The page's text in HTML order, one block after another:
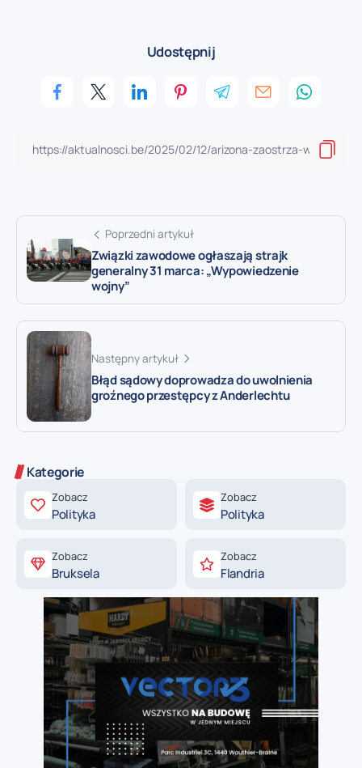
Udostępnij
Poprzedni artykuł
Związki zawodowe ogłaszają strajk
generalny 31 marca: „Wypowiedzenie
wojny”
Następny artykuł
Błąd sądowy doprowadza do uwolnienia
groźnego przestępcy z Anderlechtu
Kategorie
Zobacz
Polityka
Zobacz
Polityka
Zobacz
Bruksela
Zobacz
Flandria